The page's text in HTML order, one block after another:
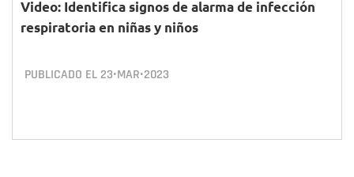
Video: Identifica signos de alarma de infección
respiratoria en niñas y niños
PUBLICADO EL 23•MAR•2023